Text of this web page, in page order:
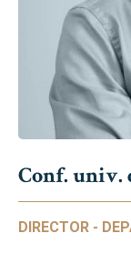
Conf. univ.
DIRECTOR -